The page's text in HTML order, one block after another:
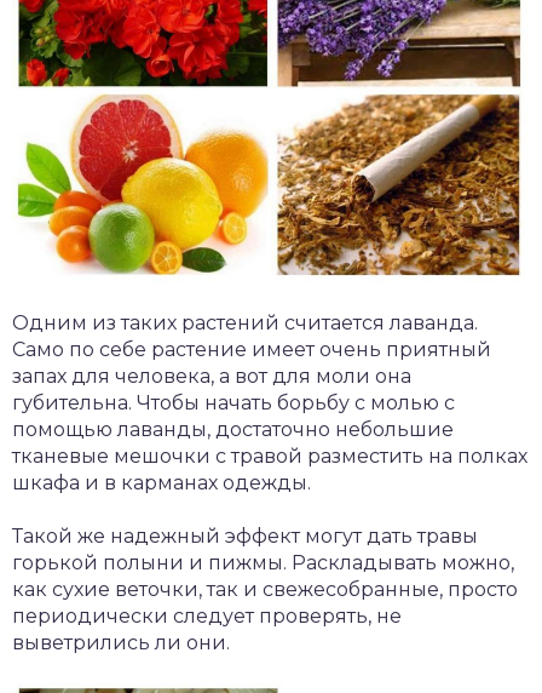
Одним из таких растений считается лаванда.
Само по себе растение имеет очень приятный
запах для человека, а вот для моли она
губительна. Чтобы начать борьбу с молью с
помощью лаванды, достаточно небольшие
тканевые мешочки с травой разместить на полках
шкафа и в карманах одежды.
Такой же надежный эффект могут дать травы
горькой полыни и пижмы. Раскладывать можно,
как сухие веточки, так и свежесобранные, просто
периодически следует проверять, не
выветрились ли они.